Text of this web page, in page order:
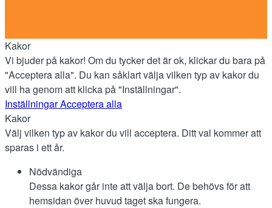
Kakor
Vi bjuder på kakor! Om du tycker det är ok, klickar du bara på
"Acceptera alla". Du kan såklart välja vilken typ av kakor du
vill ha genom att klicka på "Inställningar".
InställningarAcceptera alla
Kakor
Välj vilken typ av kakor du vill acceptera. Ditt val kommer att
sparas i ett år.
Nödvändiga
Dessa kakor går inte att välja bort. De behövs för att
hemsidan över huvud taget ska fungera.